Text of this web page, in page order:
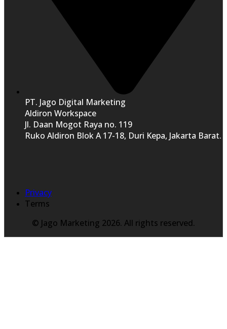
PT. Jago Digital Marketing
Aldiron Workspace
Jl. Daan Mogot Raya no. 119
Ruko Aldiron Blok A 17-18, Duri Kepa, Jakarta Barat.
Privacy
Terms
© Jago Marketing 2026. All rights reserved.